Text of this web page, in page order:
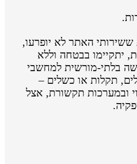
האתר לא יופרעו,
יתקיימו בבטחה וללא
בלתי-מורשית למחשבי
תקלות או כשלים –
ובמערכות תקשורת, אצל